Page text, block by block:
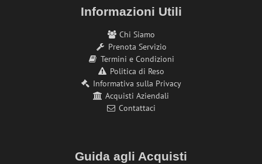
Informazioni Utili
Chi Siamo
Prenota Servizio
Termini e Condizioni
Politica di Reso
Informativa sulla Privacy
Acquisti Aziendali
Contattaci
Guida agli Acquisti